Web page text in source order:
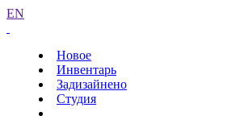
EN
Новое
Инвентарь
Задизайнено
Студия